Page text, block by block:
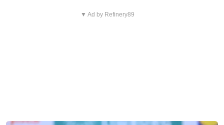
▼ Ad by Refinery89